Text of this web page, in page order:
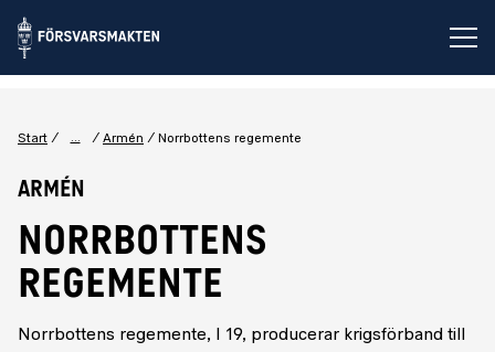
Start ... Armén Norrbottens regemente
Armén
NORRBOTTENS
REGEMENTE
Norrbottens regemente, I 19, producerar krigsförband till